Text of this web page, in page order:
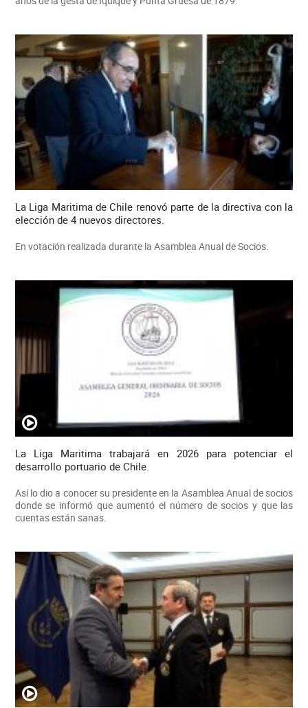
La Liga Maritima de Chile renovó parte de la directiva con la
elección de 4 nuevos directores.
En votación realizada durante la Asamblea Anual de Socios.
La Liga Maritima trabajará en 2026 para potenciar el
desarrollo portuario de Chile.
Así lo dio a conocer su presidente en la Asamblea Anual de socios
donde se informó que aumentó el número de socios y que las
cuentas están sanas.